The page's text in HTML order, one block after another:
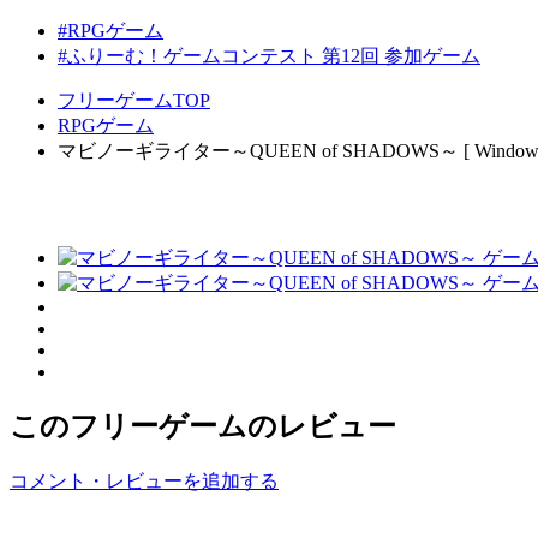
#RPGゲーム
#ふりーむ！ゲームコンテスト 第12回 参加ゲーム
フリーゲームTOP
RPGゲーム
マビノーギライター～QUEEN of SHADOWS～ [
このフリーゲームのレビュー
コメント・レビューを追加する